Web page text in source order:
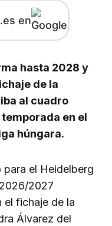
en
hasta 2028 y
de la
al cuadro
en el
húngara.
el Heidelberg
2027
el fichaje de la
Álvarez del